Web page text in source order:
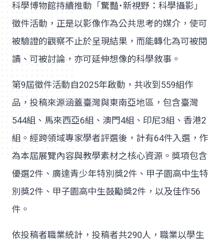
科學博物館持續推動「驚豔˙新視野：科學攝影」
徵件活動，正是以影像作為公共思考的媒介，使可
被驗證的觀察不止於呈現結果，而能轉化為可被閱
讀、可被討論，亦可延伸想像的科學敘事。
第9屆徵件活動自2025年啟動，共收到559組作
品，投稿來源涵蓋臺灣與東南亞地區，包含臺灣
544組、馬來西亞6組、澳門4組、印尼3組、香港2
組。經跨領域專家學者評選後，計有64件入選，作
為本屆展覽內容與教學素材之核心資源。獎項包含
優選2件、廣達青少年特別獎2件、甲子園高中生特
別獎2件、甲子園高中生鼓勵獎2件，以及佳作56
件。
依投稿者職業統計，投稿者共290人，職業以學生